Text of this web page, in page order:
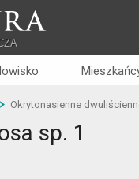
Okrytonasienne
sp. 1